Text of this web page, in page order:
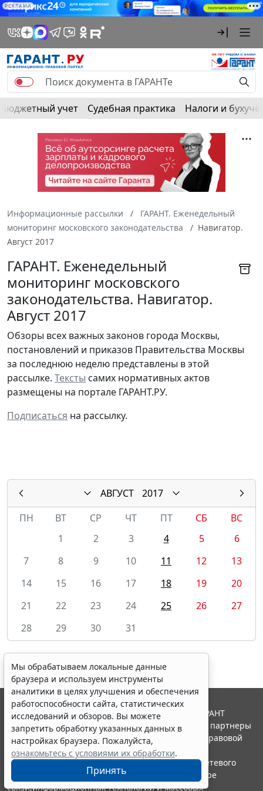
РЕКЛАМА
Бюджетный учет Судебная практика Налоги и
Информационные рассылки
ГАРАНТ. Еженедельный
мониторинг московского законодательства
Навигатор.
Август 2017
ГАРАНТ. Еженедельный
мониторинг московского
законодательства. Навигатор.
Август 2017
Обзоры всех важных законов города Москвы,
постановлений и приказов Правительства Москвы
за последнюю неделю представлены в этой
рассылке. Тексты самих нормативных актов
размещены на портале ГАРАНТ.РУ.
Подписаться на рассылку.
АВГУСТ
2017
ПН
ВТ СР ЧТ ПТ СБ
ВС
1
2 3 4 5
6
7
8 9 10 11 12
13
14
15 16 17 18 19
20
21
22 23 24 25 26
27
28
29 30 31
Мы обрабатываем локальные данные
браузера и используем инструменты
аналитики в целях улучшения и обеспечения
работоспособности сайта, статистических
исследований и обзоров. Вы можете
запретить обработку указанных данных в
настройках браузера. Пожалуйста,
ознакомьтесь с условиями их обработки.
Принять
© ООО "НПП "ГАРАНТ-СЕРВИС", 2026. Система ГАРАНТ
выпускается с 1990 года. Компания "Гарант" и ее партнеры
являются участниками Российской ассоциации правовой
информации ГАРАНТ.
Портал ГАРАНТ.РУ зарегистрирован в качестве сетевого
издания Федеральной службой по надзору в сфере
связи,информационных технологий и массовых